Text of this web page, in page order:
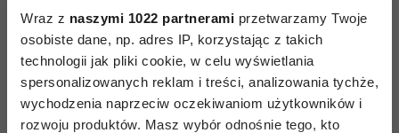
Wraz z naszymi 1022 partnerami przetwarzamy Twoje
osobiste dane, np. adres IP, korzystając z takich
technologii jak pliki cookie, w celu wyświetlania
spersonalizowanych reklam i treści, analizowania tychże,
wychodzenia naprzeciw oczekiwaniom użytkowników i
rozwoju produktów. Masz wybór odnośnie tego, kto
i kreacji drinków? Sprawdzam to na
najtwardszym znanym mi zawodniku.
Ulubionym szotem Lizaka jest Wściekły Pies.
Zamawiam mu Płonącą Sukę. Gasną światła,
barmani tańczą z płonącą whisky. Famous Grouse